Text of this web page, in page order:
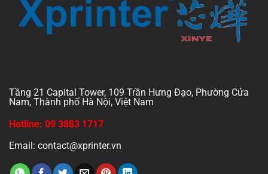
Tầng 21 Capital Tower, 109 Trần Hưng Đạo, Phường Cửa
Nam, Thành phố Hà Nội, Việt Nam
Hotline: 09 3883 1717
Email: contact@xprinter.vn